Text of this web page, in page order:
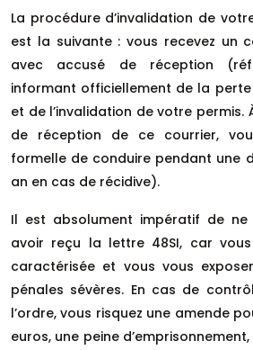
La procédure d’invalidation de
est la suivante : vous recevez un
avec accusé de réception
informant officiellement de la
et de l’invalidation de votre
de réception de ce courrier,
formelle de conduire pendant une
an en cas de récidive).
Il est absolument impératif de
avoir reçu la lettre 48SI, car
caractérisée et vous vous
pénales sévères. En cas de
l’ordre, vous risquez une amende
euros, une peine